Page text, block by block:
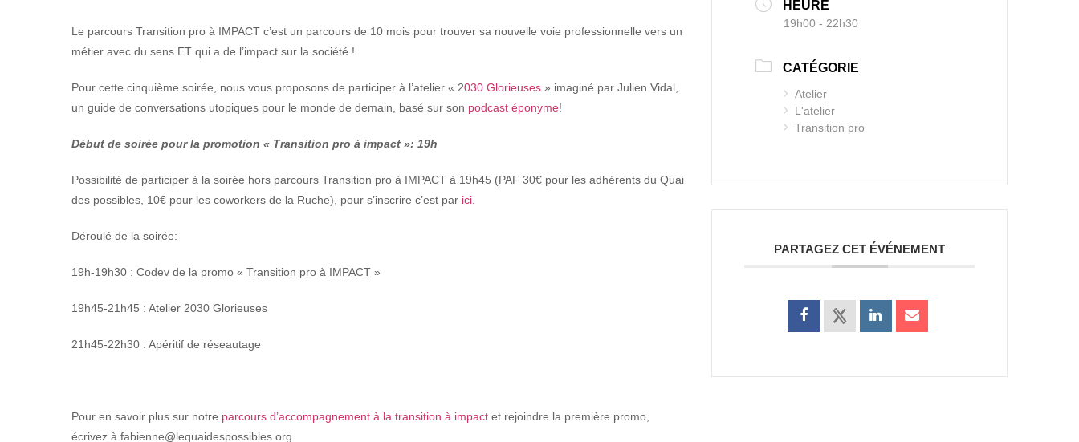
Le parcours Transition pro à IMPACT c’est un parcours de 10 mois pour trouver sa nouvelle voie professionnelle vers un
métier avec du sens ET qui a de l’impact sur la société !
Pour cette cinquième soirée, nous vous proposons de participer à l’atelier « 2030 Glorieuses » imaginé par Julien Vidal,
un guide de conversations utopiques pour le monde de demain, basé sur son podcast éponyme!
Début de soirée pour la promotion « Transition pro à impact »: 19h
Possibilité de participer à la soirée hors parcours Transition pro à IMPACT à 19h45 (PAF 30€ pour les adhérents du Quai
des possibles, 10€ pour les coworkers de la Ruche), pour s’inscrire c’est par ici.
Déroulé de la soirée:
19h-19h30 : Codev de la promo « Transition pro à IMPACT »
19h45-21h45 : Atelier 2030 Glorieuses
21h45-22h30 : Apéritif de réseautage
Pour en savoir plus sur notre parcours d’accompagnement à la transition à impact et rejoindre la première promo,
écrivez à fabienne@lequaidespossibles.org
HEURE
19h00 - 22h30
CATÉGORIE
Atelier
L'atelier
Transition pro
PARTAGEZ CET ÉVÉNEMENT